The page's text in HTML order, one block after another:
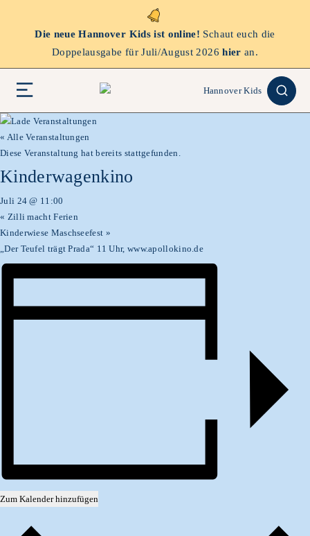
Die neue Hannover Kids ist online! Schaut euch die
Doppelausgabe für Juli/August 2026hier an.
« Alle Veranstaltungen
Diese Veranstaltung hat bereits stattgefunden.
Kinderwagenkino
Juli 24 @ 11:00
« Zilli macht Ferien
Kinderwiese Maschseefest »
„Der Teufel trägt Prada“ 11 Uhr, www.apollokino.de
Zum Kalender hinzufügen